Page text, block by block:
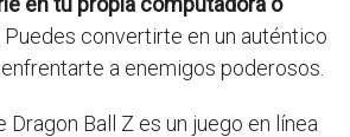
Puedes convertirte en un auténtico
a enemigos poderosos.
Dragon Ball Z es un juego en línea